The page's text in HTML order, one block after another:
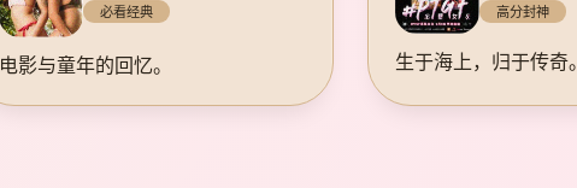
必看经典
电影与童年的回忆。
高分封神
生于海上，归于传奇。